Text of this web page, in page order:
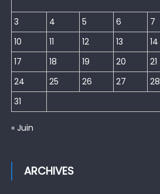
3
4 5 6 7
10
11 12 13 14
17
18 19 20 21
24
25 26 27 28
31
« Juin
ARCHIVES